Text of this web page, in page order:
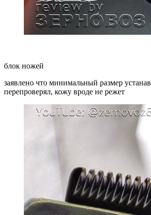
блок ножей
заявлено что минимальный размер
перепроверял, кожу вроде не режет